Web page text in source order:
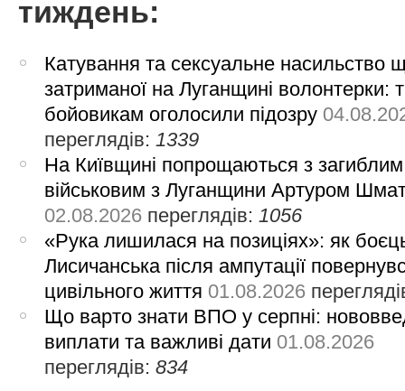
тиждень:
Катування та сексуальне насильство
затриманої на Луганщині волонтерки:
бойовикам оголосили підозру
переглядів:1339
На Київщині попрощаються з загиблим
військовим з Луганщини Артуром
02.08.2026 переглядів:1056
«Рука лишилася на позиціях»: як
Лисичанська після ампутації
цивільного життя 01.08.2026
Що варто знати ВПО у серпні:
виплати та важливі дати 01.08.2026
переглядів:834